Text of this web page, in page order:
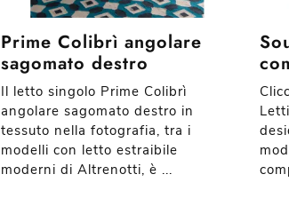
Prime Colibrì angolare
sagomato destro
Il letto singolo Prime Colibrì
angolare sagomato destro in
tessuto nella fotografia, tra i
modelli con letto estraibile
moderni di Altrenotti, è ...